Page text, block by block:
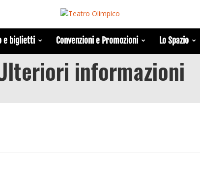
e biglietti Convenzioni e Promozioni Lo Spazio
informazioni